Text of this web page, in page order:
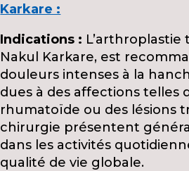
Karkare :
Indications :
Nakul Karkare, est
douleurs intenses à la
dues à des affections telles
rhumatoïde ou des lésions
chirurgie présentent
dans les activités
qualité de vie globale.